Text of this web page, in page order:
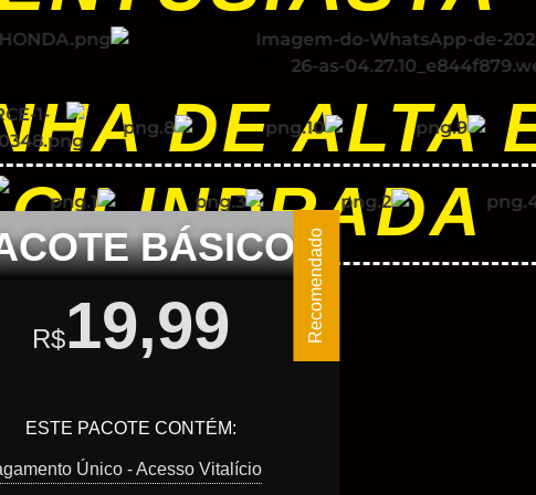
DE ALTA
CILINDRADA
Recomendado
BÁSICO
R$19,99
ESTE PACOTE CONTÉM:
Único - Acesso Vitalício